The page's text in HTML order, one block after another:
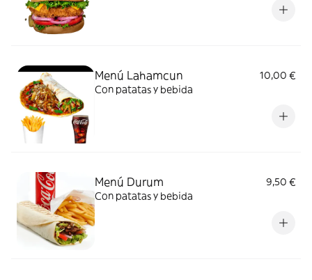
Menú Lahamcun
10,00 €
Con patatas y bebida
Menú Durum
9,50 €
Con patatas y bebida